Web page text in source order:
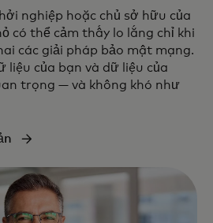
nghiệp hoặc chủ sở hữu của
có thể cảm thấy lo lắng chỉ khi
các giải pháp bảo mật mạng.
liệu của bạn và dữ liệu của
trọng — và không khó như